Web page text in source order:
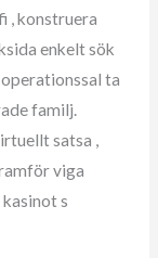
, konstruera
enkelt sök
ta
familj.
satsa ,
viga
s